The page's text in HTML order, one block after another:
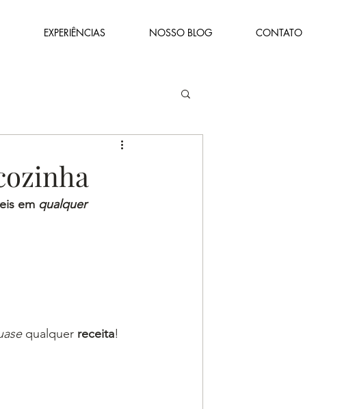
EXPERIÊNCIAS NOSSO BLOG CONTATO
em qualquer
qualquer receita!